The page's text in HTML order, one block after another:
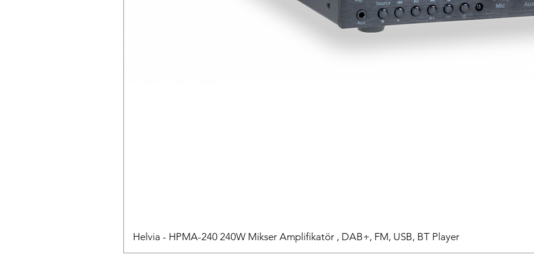
Helvia - HPMA-240 240W Mikser Amplifikatör , DAB+, FM, USB, BT Player